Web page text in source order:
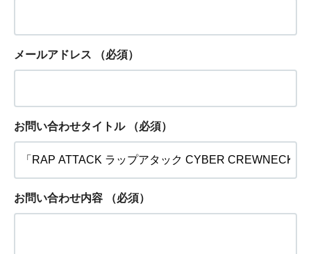
メールアドレス （必須）
お問い合わせタイトル （必須）
お問い合わせ内容 （必須）